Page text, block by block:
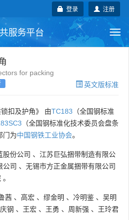
注册
登录
服务平台
行业标准
国际标准
术委员会
for packing
英文版标准
扣及护角》 由TC183 （全国钢标准
（全国钢标准化技术委员会盘条
门为中国钢铁工业协会。
股份公司 、 江苏巨弘捆带制造有限公
公司 、 无锡市方正金属捆带有限公司
。
茜 、 高宏 、 缪金明 、 冷明鉴 、 吴明
钢 、 王宏 、 王勇 、 周新强 、 王玲君